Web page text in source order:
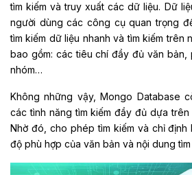
tìm kiếm và truy xuất các dữ liệu. Dữ
người dùng các công cụ quan trọng
tìm kiếm dữ liệu nhanh và tìm kiếm trên
bao gồm: các tiêu chí đầy đủ văn bản,
nhóm…
Không những vậy, Mongo Database
các tình năng tìm kiếm đầy đủ dựa
Nhờ đó, cho phép tìm kiếm và chỉ
độ phù hợp của văn bản và nội dung